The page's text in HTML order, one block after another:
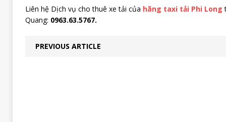
Liên hệ Dịch vụ cho thuê xe tải của hãng taxi tải Phi Long
Quang: 0963.63.5767.
PREVIOUS ARTICLE